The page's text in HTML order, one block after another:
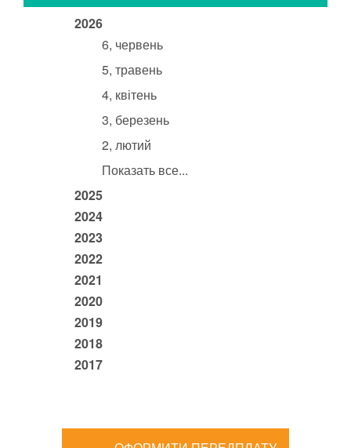
2026
6, червень
5, травень
4, квітень
3, березень
2, лютий
Показать все...
2025
2024
2023
2022
2021
2020
2019
2018
2017